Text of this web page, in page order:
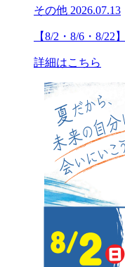
その他 2026.07.13
【8/2・8/6・8/22
詳細はこちら